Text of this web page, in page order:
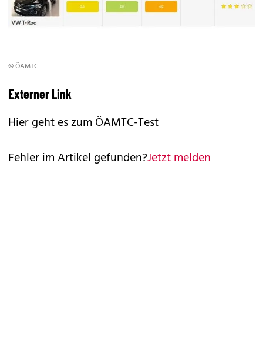
© ÖAMTC
Externer Link
Hier geht es zum ÖAMTC-Test
Fehler im Artikel gefunden?Jetzt melden